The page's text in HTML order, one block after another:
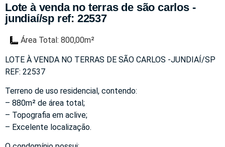
Lote à venda no terras de são carlos -
jundiaí/sp ref: 22537
Área Total: 800,00m²
LOTE À VENDA NO TERRAS DE SÃO CARLOS -JUNDIAÍ/SP
REF: 22537
Terreno de uso residencial, contendo:
– 880m² de área total;
– Topografia em aclive;
– Excelente localização.